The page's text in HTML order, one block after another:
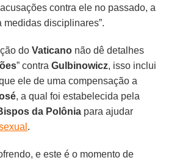
contra ele no passado, a
medidas disciplinares”.
doVaticano não dê detalhes
” contraGulbinowicz, isso inclui
ele de uma compensação a
, a qual foi estabelecida pela
da Polônia para ajudar
.
e este é o momento de